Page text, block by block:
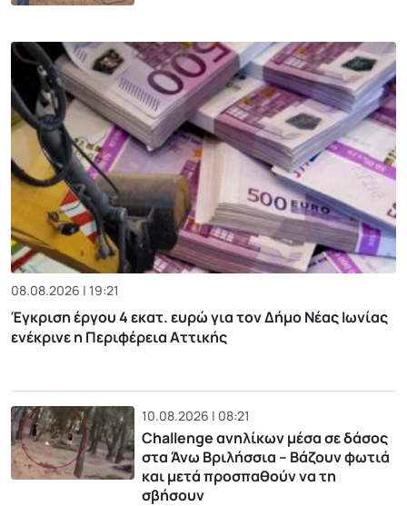
08.08.2026 | 19:21
Έγκριση έργου 4 εκατ. ευρώ για τον Δήμο Νέας Ιωνίας
ενέκρινε η Περιφέρεια Αττικής
10.08.2026 | 08:21
Challenge ανηλίκων μέσα σε δάσος
στα Άνω Βριλήσσια – Βάζουν φωτιά
και μετά προσπαθούν να τη
σβήσουν